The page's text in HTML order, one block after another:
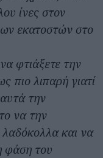
ίνες στον
εκατοστών στο
φτιάξετε την
πιο λιπαρή γιατί
την
να την
και να
φάση του